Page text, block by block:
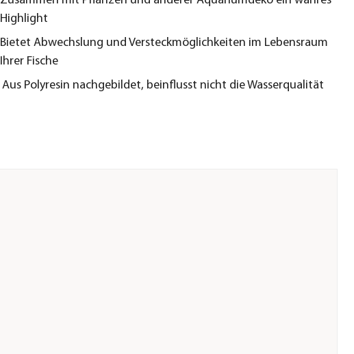
Highlight
Bietet Abwechslung und Versteckmöglichkeiten im Lebensraum
Ihrer Fische
Aus Polyresin nachgebildet, beinflusst nicht die Wasserqualität